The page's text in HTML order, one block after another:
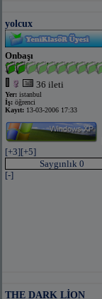
yolcux
Onbaşı
36 ileti
Yer: istanbul
İş: öğrenci
Kayıt: 13-03-2006 17:33
[+3][+5]
Saygınlık 0
[-]
THE DARK LİON